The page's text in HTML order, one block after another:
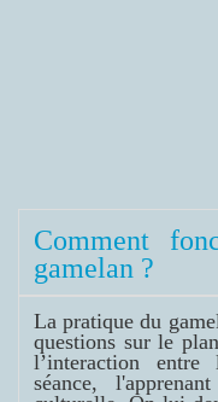
Comment
gamelan ?
La pratique du
questions sur le
l’interaction entre
séance,